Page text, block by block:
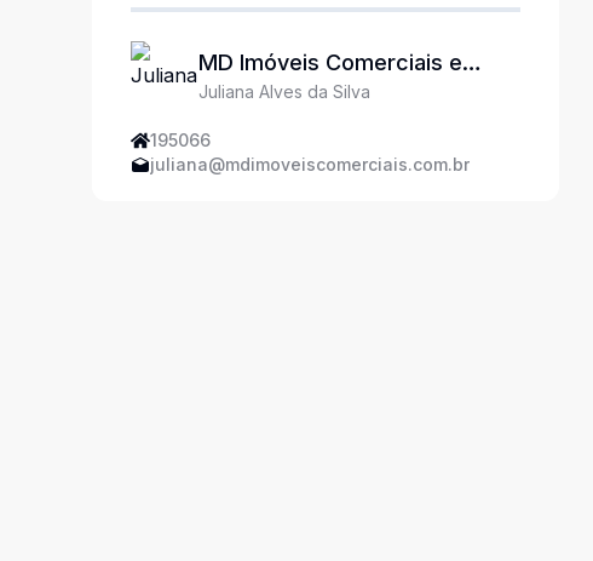
MD Imóveis Comerciais e
Industriais
Juliana Alves da Silva
195066
juliana@mdimoveiscomerciais.com.br